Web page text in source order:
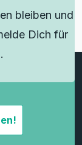
bleiben und
Dich für